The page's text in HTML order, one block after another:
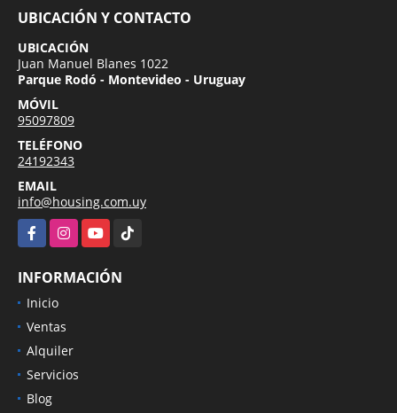
UBICACIÓN Y CONTACTO
UBICACIÓN
Juan Manuel Blanes 1022
Parque Rodó - Montevideo - Uruguay
MÓVIL
95097809
TELÉFONO
24192343
EMAIL
info@housing.com.uy
FacebookInstagramYouTubeTikTok
INFORMACIÓN
Inicio
Ventas
Alquiler
Servicios
Blog